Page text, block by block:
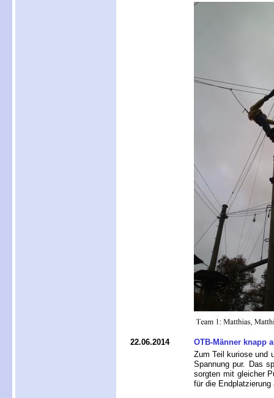
22.06.2014
OTB-Männer knapp
Zum Teil kuriose und
Spannung pur. Das
sorgten mit gleicher
für die Endplatzierung